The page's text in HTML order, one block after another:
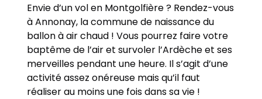
Envie d’un vol en Montgolfière ? Rendez-vous
à Annonay, la commune de naissance du
ballon à air chaud ! Vous pourrez faire votre
baptême de l’air et survoler l’Ardèche et ses
merveilles pendant une heure. Il s’agit d’une
activité assez onéreuse mais qu’il faut
réaliser au moins une fois dans sa vie !